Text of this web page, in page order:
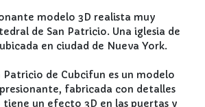
modelo 3D realista muy
de San Patricio. Una iglesia de
en ciudad de Nueva York.
Patricio de Cubcifun es un modelo
fabricada con detalles
tiene un efecto 3D en las puertas y